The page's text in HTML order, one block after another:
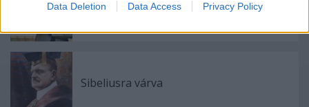
Data Deletion Data Access Privacy Policy
Fejtágító
Sibeliusra várva